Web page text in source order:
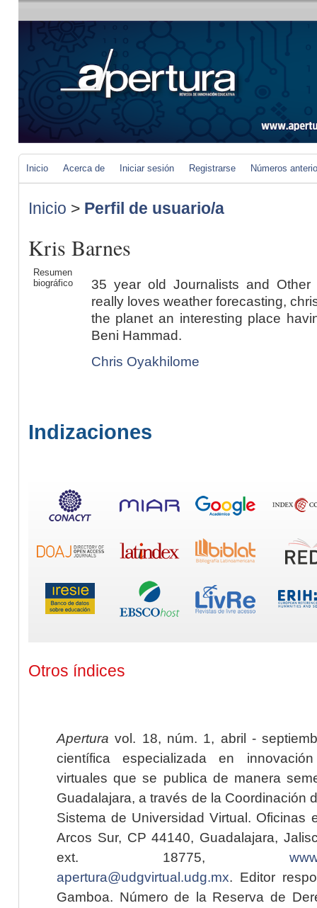
Inicio Acerca de Iniciar sesión Registrarse Números
Inicio > Perfil de usuario/a
Kris Barnes
Resumen
biográfico
35 year old Journalists and Other
really loves weather forecasting,
the planet an interesting place
Beni Hammad.
Chris Oyakhilome
Indizaciones
Otros índices
Apertura vol. 18, núm. 1, abril -
científica especializada en
virtuales que se publica de manera
Guadalajara, a través de la Coordinación
Sistema de Universidad Virtual. Oficinas
Arcos Sur, CP 44140, Guadalajara,
ext. 18775,
apertura@udgvirtual.udg.mx. Editor
Gamboa. Número de la Reserva de